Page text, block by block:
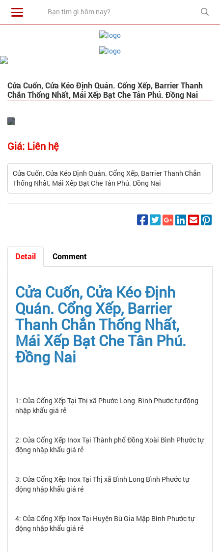
Cửa Cuốn, Cửa Kéo Định Quán. Cổng Xếp, Barrier Thanh
Chắn Thống Nhất, Mái Xếp Bạt Che Tân Phú. Đồng Nai
Giá: Liên hệ
Cửa Cuốn, Cửa Kéo Định Quán. Cổng Xếp, Barrier Thanh Chắn
Thống Nhất, Mái Xếp Bạt Che Tân Phú. Đồng Nai
Detail Comment
Cửa Cuốn, Cửa Kéo Định
Quán. Cổng Xếp, Barrier
Thanh Chắn Thống Nhất,
Mái Xếp Bạt Che Tân Phú.
Đồng Nai
1: Cửa Cổng Xếp Tại Thị xã Phước Long Bình Phước tự động
nhập khẩu giá rẻ
2: Cửa Cổng Xếp Inox Tại Thành phố Đồng Xoài Bình Phước tự
động nhập khẩu giá rẻ
3: Cửa Cổng Xếp Inox Tại Thị xã Bình Long Bình Phước tự
động nhập khẩu giá rẻ
4: Cửa Cổng Xếp Inox Tại Huyện Bù Gia Mập Bình Phước tự
động nhập khẩu giá rẻ